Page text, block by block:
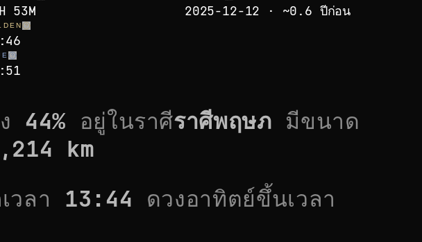
53M 2025-12-12 · ~0.6 ปีก่อน
44% อยู่ในราศีราศีพฤษภ มีขนาด
km
วลา 13:44 ดวงอาทิตย์ขึ้นเวลา